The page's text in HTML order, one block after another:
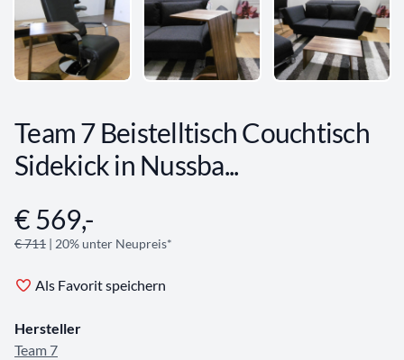
Team 7 Beistelltisch Couchtisch
Sidekick in Nussba...
Angebotsinformationen
€ 569,-
€ 711 | 20% unter Neupreis*
Als Favorit speichern
Hersteller
Team 7